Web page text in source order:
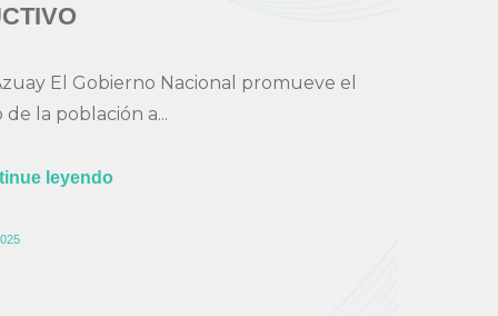
El Gobierno Nacional promueve el
la población a...
leyendo